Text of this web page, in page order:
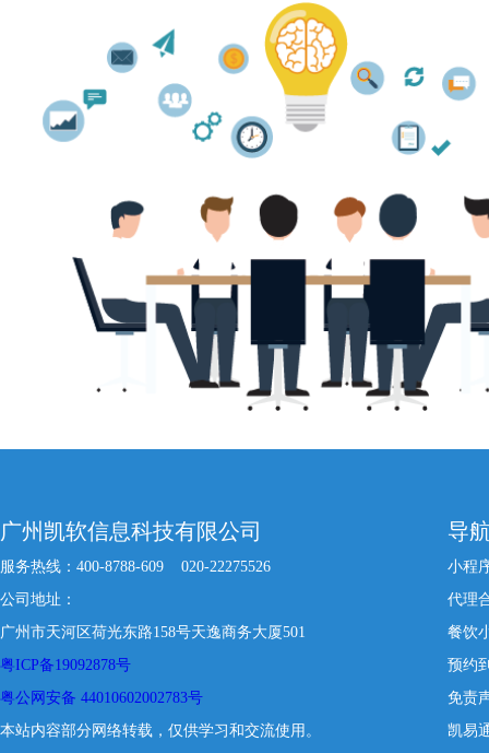
广州凯软信息科技有限公司
服务热线：400-8788-609 020-22275526
公司地址：
广州市天河区荷光东路158号天逸商务大厦501
粤ICP备19092878号
粤公网安备 44010602002783号
本站内容部分网络转载，仅供学习和交流使用。
导
小程
代理
餐饮
预约
免责
凯易